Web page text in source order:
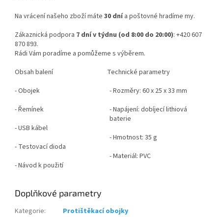
Na vrácení našeho zboží máte 30 dnía poštovné hradíme my.
Zákaznická podpora 7 dní v týdnu (od 8:00 do 20:00): +420 607
870 893.
Rádi Vám poradíme a pomůžeme s výběrem.
Obsah balení
Technické parametry
- Obojek
- Řemínek
- USB kábel
- Testovací dioda
- Návod k použití
- Rozměry: 60 x 25 x 33 mm
- Napájení: dobíjecí lithiová
baterie
- Hmotnost: 35 g
- Materiál: PVC
Doplňkové parametry
Kategorie:
Protištěkací obojky